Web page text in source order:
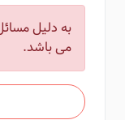
به دلیل
می باشد.